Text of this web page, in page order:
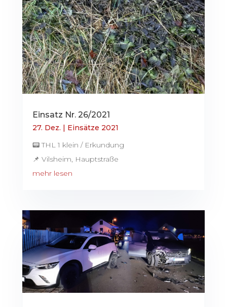
Einsatz Nr. 26/2021
27. Dez. | Einsätze 2021
📟 THL 1 klein / Erkundung
📌 Vilsheim, Hauptstraße
mehr lesen